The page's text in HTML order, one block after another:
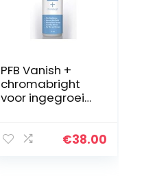
PFB Vanish +
chromabright
voor ingegroeid
van de huid 113,4
€38.00